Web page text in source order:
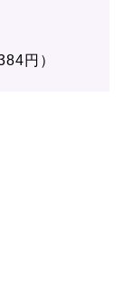
円）